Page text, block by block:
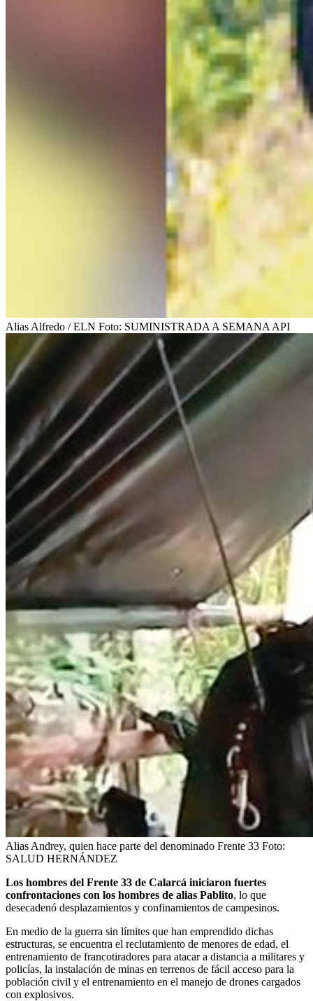
Alias Alfredo / ELN Foto: SUMINISTRADA A SEMANA API
Alias Andrey, quien hace parte del denominado Frente 33 Foto:
SALUD HERNÁNDEZ
Los hombres del Frente 33 de Calarcá iniciaron fuertes
confrontaciones con los hombres de alias Pablito, lo que
desecadenó desplazamientos y confinamientos de campesinos.
En medio de la guerra sin límites que han emprendido dichas
estructuras, se encuentra el reclutamiento de menores de edad, el
entrenamiento de francotiradores para atacar a distancia a militares y
policías, la instalación de minas en terrenos de fácil acceso para la
población civil y el entrenamiento en el manejo de drones cargados
con explosivos.